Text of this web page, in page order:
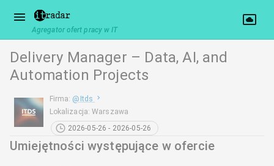
Agregator ofert pracy w IT
Delivery Manager – Data, AI, and
Automation Projects
Firma: @ Itds
Lokalizacja:Warszawa
2026-05-26 - 2026-05-26
Umiejętności występujące w ofercie